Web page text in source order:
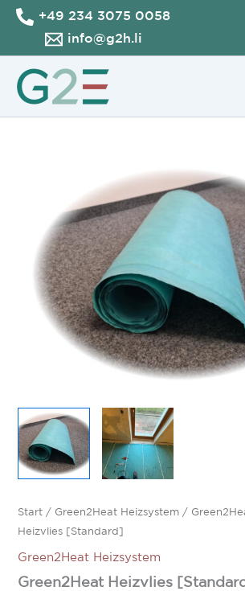
Zum
Inhalt
springen
+49 234 3075 0058
info@g2h.li
Start / Green2Heat Heizsystem /
Heizvlies [Standard]
Green2Heat Heizsystem
Green2Heat Heizvlies